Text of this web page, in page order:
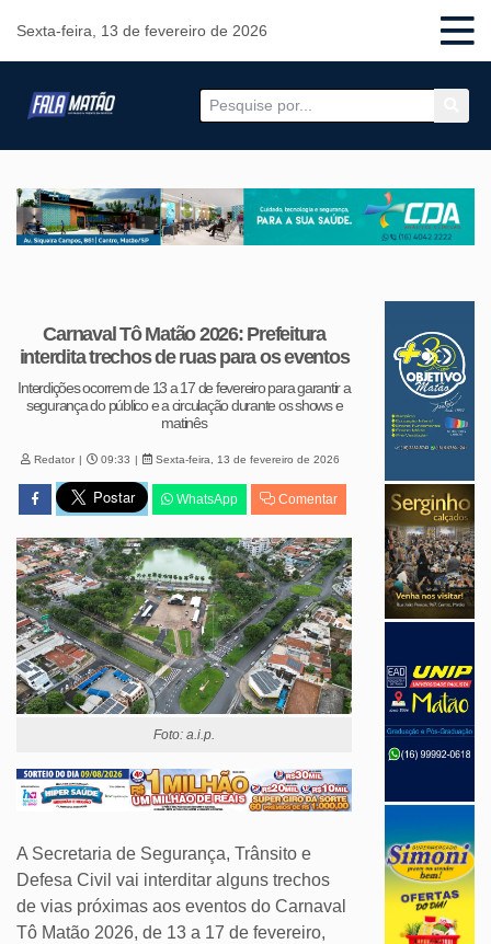
Sexta-feira, 13 de fevereiro de 2026
Carnaval Tô Matão 2026: Prefeitura
interdita trechos de ruas para os eventos
Interdições ocorrem de 13 a 17 de fevereiro para garantir a
segurança do público e a circulação durante os shows e
matinês
Redator 09:33 Sexta-feira, 13 de fevereiro de 2026
WhatsApp Comentar
Foto: a.i.p.
A Secretaria de Segurança, Trânsito e
Defesa Civil vai interditar alguns trechos
de vias próximas aos eventos do Carnaval
Tô Matão 2026, de 13 a 17 de fevereiro,